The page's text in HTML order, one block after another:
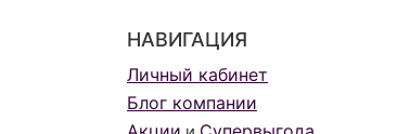
НАВИГАЦИЯ
Личный кабинет
Блог компании